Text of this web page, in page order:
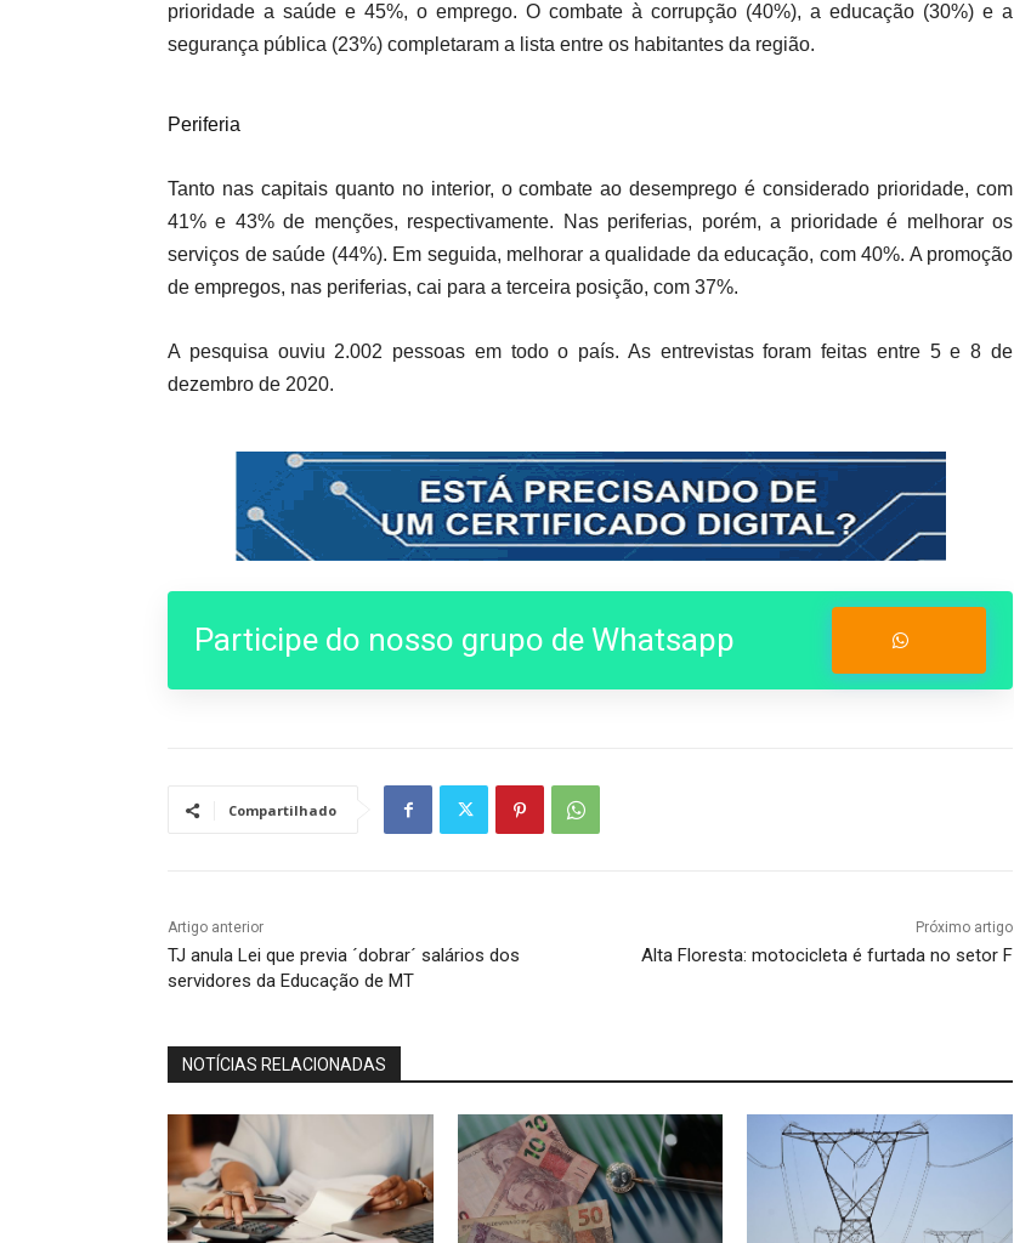
prioridade a saúde e 45%, o emprego. O combate à corrupção (40%), a educação (30%) e a
segurança pública (23%) completaram a lista entre os habitantes da região.
Periferia
Tanto nas capitais quanto no interior, o combate ao desemprego é considerado prioridade, com
41% e 43% de menções, respectivamente. Nas periferias, porém, a prioridade é melhorar os
serviços de saúde (44%). Em seguida, melhorar a qualidade da educação, com 40%. A promoção
de empregos, nas periferias, cai para a terceira posição, com 37%.
A pesquisa ouviu 2.002 pessoas em todo o país. As entrevistas foram feitas entre 5 e 8 de
dezembro de 2020.
Participe do nosso grupo de Whatsapp
Compartilhado
Artigo anterior
TJ anula Lei que previa ´dobrar´ salários dos
servidores da Educação de MT
Próximo artigo
Alta Floresta: motocicleta é furtada no setor F
NOTÍCIAS RELACIONADAS